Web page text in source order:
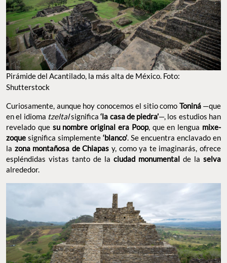
Pirámide del Acantilado, la más alta de México. Foto:
Shutterstock
Curiosamente, aunque hoy conocemos el sitio como Toniná—que
en el idioma tzeltalsignifica ‘la casa de piedra’—, los estudios han
revelado que su nombre original era Poop, que en lengua mixe-
zoque significa simplemente ‘blanco’. Se encuentra enclavado en
la zona montañosa de Chiapas y, como ya te imaginarás, ofrece
espléndidas vistas tanto de la ciudad monumental de la selva
alrededor.